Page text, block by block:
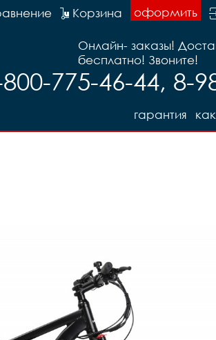
оформить
Корзина
Онлайн- заказы!
бесплатно! Звоните!
775-46-44, 8-
гарантия